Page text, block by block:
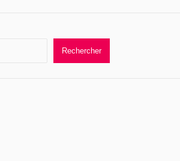
Rechercher